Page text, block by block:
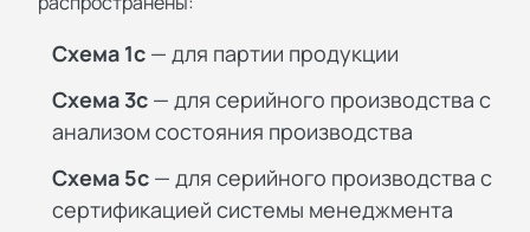
Схема 1с — для партии продукции
Схема 3с — для серийного производства с
анализом состояния производства
Схема 5с — для серийного производства с
сертификацией системы менеджмента